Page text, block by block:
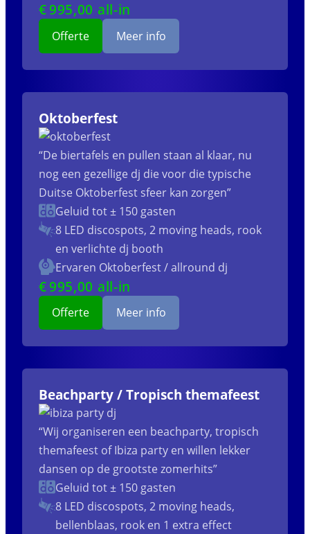
€995,00 all-in
Offerte Meer info
Oktoberfest
“De biertafels en pullen staan al klaar, nu
nog een gezellige dj die voor die typische
Duitse Oktoberfest sfeer kan zorgen”
Geluid tot ± 150 gasten
8 LED discospots, 2 moving heads, rook
en verlichte dj booth
Ervaren Oktoberfest / allround dj
€995,00 all-in
Offerte Meer info
Beachparty / Tropisch themafeest
“Wij organiseren een beachparty, tropisch
themafeest of Ibiza party en willen lekker
dansen op de grootste zomerhits”
Geluid tot ± 150 gasten
8 LED discospots, 2 moving heads,
bellenblaas, rook en 1 extra effect